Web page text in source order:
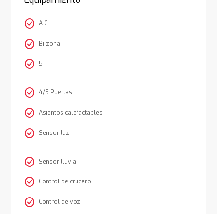
check_circle A.C
check_circle Bi-zona
check_circle 5
check_circle 4/5 Puertas
check_circle Asientos calefactables
check_circle Sensor luz
check_circle Sensor lluvia
check_circle Control de crucero
check_circle Control de voz